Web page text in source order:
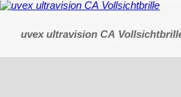
uvex ultravision CA